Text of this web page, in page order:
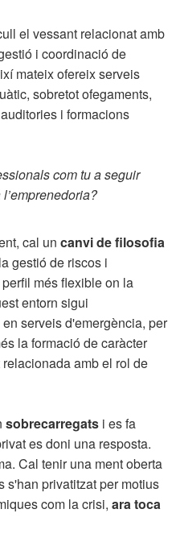
el vessant relacionat amb
i coordinació de
mateix ofereix serveis
sobretot ofegaments,
i formacions
com tu a seguir
cal un canvi de filosofia
gestió de riscos i
més flexible on la
entorn sigui
serveis d'emergència, per
la formació de caràcter
amb el rol de
sobrecarregats i es fa
es doni una resposta.
Cal tenir una ment oberta
s'han privatitzat per motius
com la crisi, ara toca